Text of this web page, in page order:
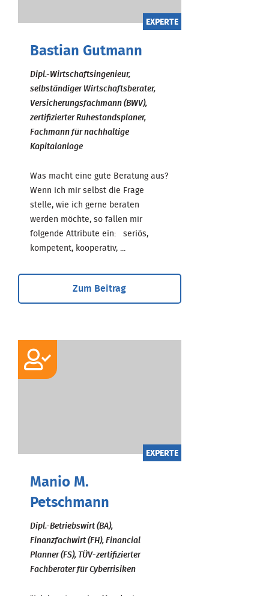
EXPERTE
Bastian Gutmann
Dipl.-Wirtschaftsingenieur,
selbständiger Wirtschaftsberater,
Versicherungsfachmann (BWV),
zertifizierter Ruhestandsplaner,
Fachmann für nachhaltige
Kapitalanlage
Was macht eine gute Beratung aus?
Wenn ich mir selbst die Frage
stelle, wie ich gerne beraten
werden möchte, so fallen mir
folgende Attribute ein: seriös,
kompetent, kooperativ, ...
Zum Beitrag
EXPERTE
Manio M.
Petschmann
Dipl.-Betriebswirt (BA),
Finanzfachwirt (FH), Financial
Planner (FS), TÜV-zertifizierter
Fachberater für Cyberrisiken